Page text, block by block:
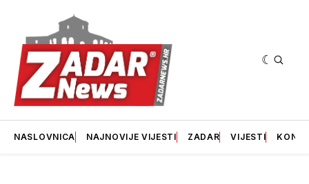
NASLOVNICA NAJNOVIJE VIJESTI ZADAR VIJESTI